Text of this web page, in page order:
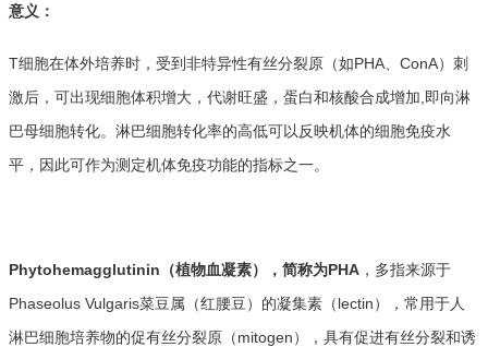
意义：
T细胞在体外培养时，受到非特异性有丝分裂原（如PHA、ConA）刺
激后，可出现细胞体积增大，代谢旺盛，蛋白和核酸合成增加,即向淋
巴母细胞转化。淋巴细胞转化率的高低可以反映机体的细胞免疫水
平，因此可作为测定机体免疫功能的指标之一。
Phytohemagglutinin（植物血凝素），简称为PHA ，多指来源于
Phaseolus Vulgaris菜豆属（红腰豆）的凝集素（lectin），常用于人
淋巴细胞培养物的促有丝分裂原（mitogen），具有促进有丝分裂和诱